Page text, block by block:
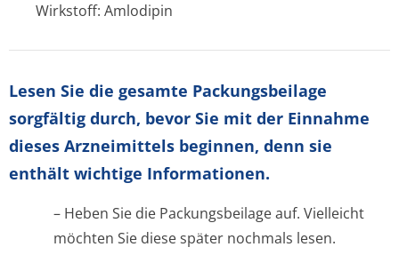
Wirkstoff: Amlodipin
Lesen Sie die gesamte Packungsbeilage
sorgfältig durch, bevor Sie mit der Einnahme
dieses Arzneimittels beginnen, denn sie
enthält wichtige Informationen.
– Heben Sie die Packungsbeilage auf. Vielleicht
möchten Sie diese später nochmals lesen.